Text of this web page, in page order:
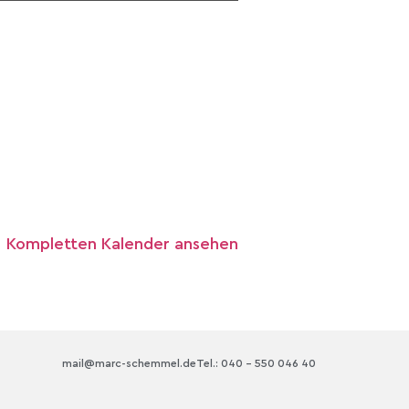
Kompletten Kalender ansehen
Tel.: 040 – 550 046 40
mail@marc-schemmel.de